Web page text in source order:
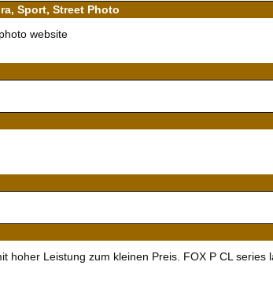
Sport, Street Photo
website
hoher Leistung zum kleinen Preis. FOX P CL series